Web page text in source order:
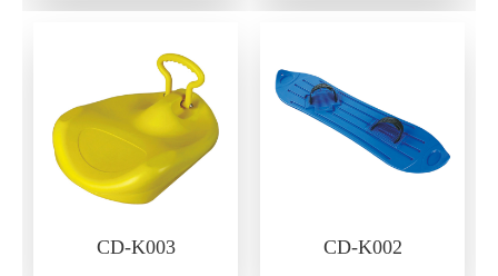
CD-K003 CD-K002